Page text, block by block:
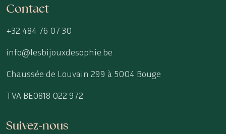
Contact
+32 484 76 07 30
info@lesbijouxdesophie.be
Chaussée de Louvain 299 à 5004 Bouge
TVA BE0818 022 972
Suivez-nous